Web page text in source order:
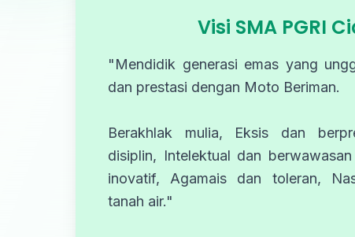
Visi SMA PGRI
"Mendidik generasi emas yang
dan prestasi dengan Moto Beriman.
Berakhlak mulia, Eksis dan
disiplin, Intelektual dan
inovatif, Agamais dan toleran,
tanah air."